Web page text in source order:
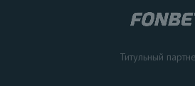
Титульный